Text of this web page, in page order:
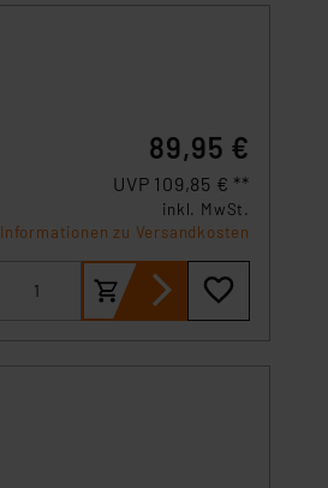
89,95 €
UVP 109,85 € **
inkl. MwSt.
Informationen zu Versandkosten